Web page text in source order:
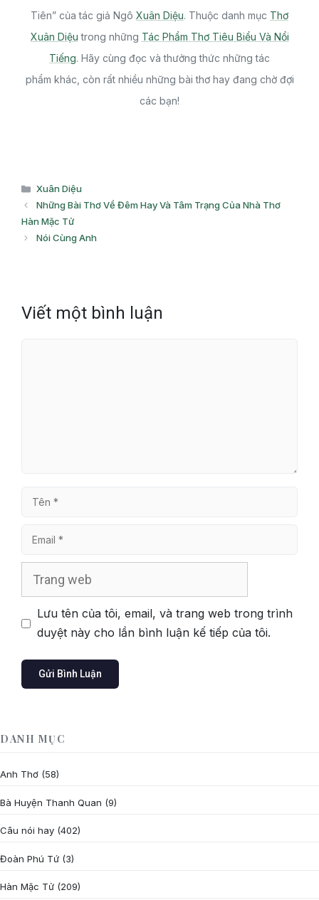
Tiên” của tác giả Ngô Xuân Diệu. Thuộc danh mục Thơ
Xuân Diệu trong những Tác Phẩm Thơ Tiêu Biểu Và Nổi
Tiếng. Hãy cùng đọc và thưởng thức những tác
phẩm khác, còn rất nhiều những bài thơ hay đang chờ đợi
các bạn!
Danh
mục
Xuân Diệu
Những Bài Thơ Về Đêm Hay Và Tâm Trạng Của Nhà Thơ
Hàn Mặc Tử
Nói Cùng Anh
Viết một bình luận
Tên
Email
Lưu tên của tôi, email, và trang web trong trình
duyệt này cho lần bình luận kế tiếp của tôi.
DANH MỤC
Anh Thơ (58)
Bà Huyện Thanh Quan (9)
Câu nói hay (402)
Đoàn Phú Tứ (3)
Hàn Mặc Tử (209)